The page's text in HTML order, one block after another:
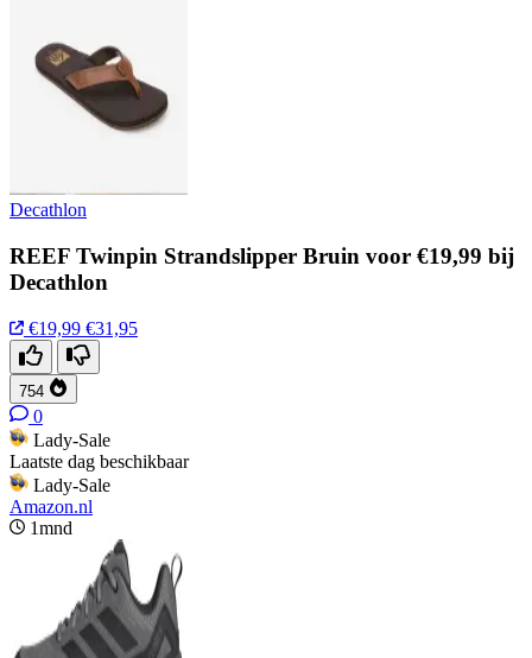
Decathlon
REEF Twinpin Strandslipper Bruin voor €19,99 bij
Decathlon
€19,99 €31,95
754
0
Lady-Sale
Laatste dag beschikbaar
Lady-Sale
Amazon.nl
1mnd